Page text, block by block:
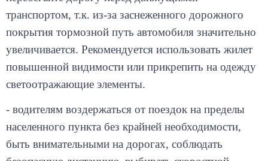
покрытия тормозной путь автомобиля значительно
увеличивается. Рекомендуется использовать жилет
повышенной видимости или прикрепить на одежду
светоотражающие элементы.
населенного пункта без крайней необходимости,
быть внимательными на дорогах, соблюдать
безопасную дистанцию, выбирать скоростной